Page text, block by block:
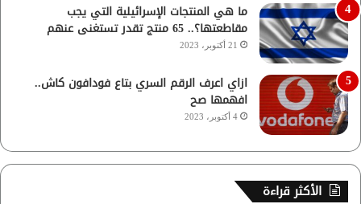
ما هي المنتجات الإسرائيلية التي يجب
مقاطعتها؟.. 65 منتج تقدر تستغنى عنهم
21 أكتوبر، 2023
ازاي اعرف الرقم السري بتاع فودافون كاش..
افهمها صح
4 أكتوبر، 2023
الأكثر قراءة